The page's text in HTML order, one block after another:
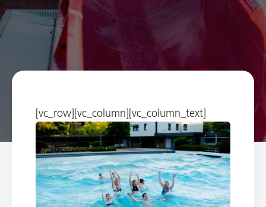
[vc_row][vc_column][vc_column_text]